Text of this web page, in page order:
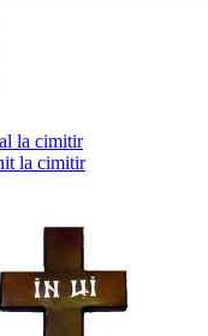
la cimitir
la cimitir